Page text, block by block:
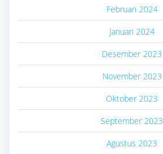
Februari 2024
Januari 2024
Desember 2023
November 2023
Oktober 2023
September 2023
Agustus 2023